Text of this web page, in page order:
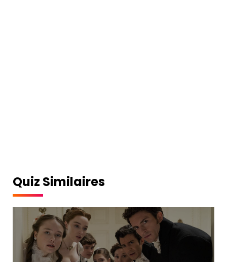
Quiz Similaires